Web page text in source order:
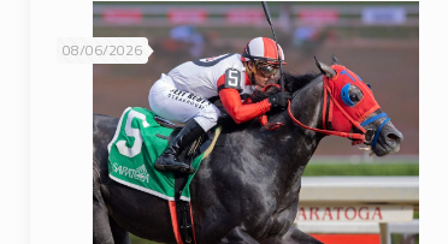
08/06/2026